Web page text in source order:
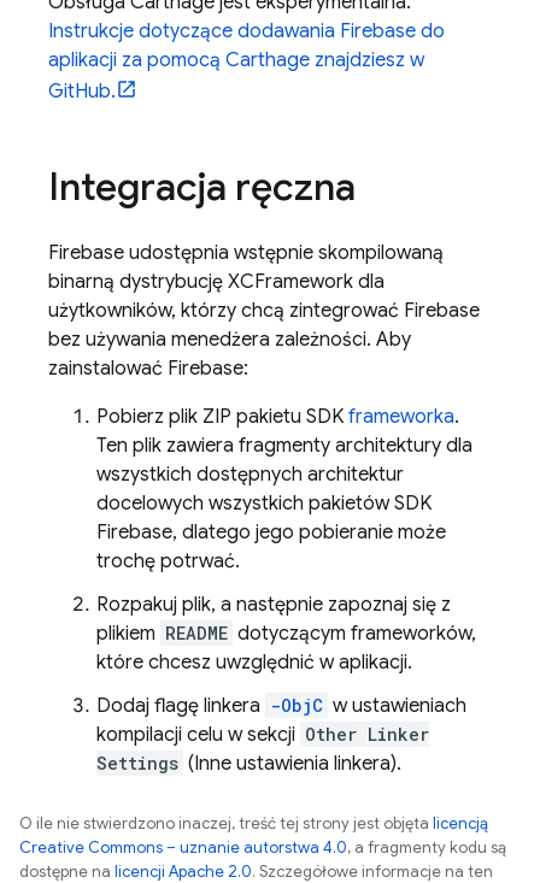
Instrukcje dotyczące dodawania Firebase do
aplikacji za pomocą Carthage znajdziesz w
GitHub.
Integracja ręczna
Firebase udostępnia wstępnie skompilowaną
binarną dystrybucję XCFramework dla
użytkowników, którzy chcą zintegrować Firebase
bez używania menedżera zależności. Aby
zainstalować Firebase:
Pobierz plik ZIP pakietu SDK frameworka.
Ten plik zawiera fragmenty architektury dla
wszystkich dostępnych architektur
docelowych wszystkich pakietów SDK
Firebase, dlatego jego pobieranie może
trochę potrwać.
Rozpakuj plik, a następnie zapoznaj się z
plikiem README dotyczącym frameworków,
które chcesz uwzględnić w aplikacji.
Dodaj flagę linkera -ObjC w ustawieniach
kompilacji celu w sekcji Other Linker
Settings (Inne ustawienia linkera).
O ile nie stwierdzono inaczej, treść tej strony jest objęta licencją
Creative Commons – uznanie autorstwa 4.0, a fragmenty kodu są
dostępne na licencji Apache 2.0. Szczegółowe informacje na ten